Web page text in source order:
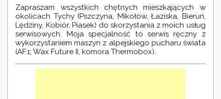
Zapraszam wszystkich chętnych mieszkających w
okolicach Tychy (Pszczyna, Mikołów, Łaziska, Bieruń,
Lędziny, Kobiór, Piasek) do skorzystania z moich usług
serwisowych. Moja specjalność to serwis ręczny z
wykorzystaniem maszyn z alpejskiego pucharu świata
(AF.1; Wax Future II, komora Thermobox).